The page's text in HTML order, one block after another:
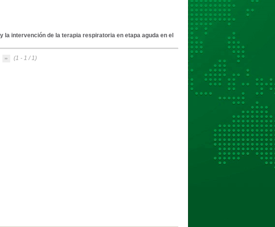
intervención de la terapia respiratoria en etapa aguda en el
(1 - 1 / 1)